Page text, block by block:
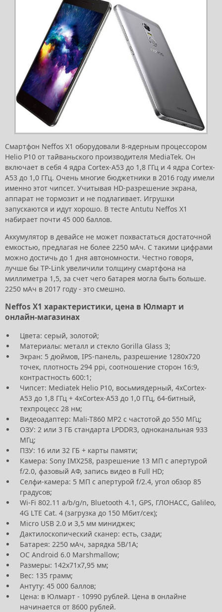
Смартфон Neffos X1 оборудовали 8-ядерным процессором
Helio P10 от тайваньского производителя MediaTek. Он
включает в себя 4 ядра Cortex-A53 до 1,8 ГГц и 4 ядра Cortex-
A53 до 1,0 ГГц. Очень многие бюджетники в 2016 году имели
именно этот чипсет. Учитывая HD-разрешение экрана,
аппарат не тормозит и не подлагивает. Игрушки
запускаются и идут хорошо. В тесте Antutu Neffos X1
набирает почти 45 000 баллов.
Аккумулятор в девайсе не может похвастаться достаточной
емкостью, предлагая не более 2250 мАч. С такими цифрами
можно достичь до 1 дня автономности. Честно говоря,
лучше бы TP-Link увеличили толщину смартфона на
миллиметра 1,5, за счет чего батарея могла быть больше.
2250 мАч в 2017 году - это смешно.
Neffos X1 характеристики, цена в Юлмарт и
онлайн-магазинах
Цвета: серый, золотой;
Материалы: металл и стекло Gorilla Glass 3;
Экран: 5 дюймов, IPS-панель, разрешение 1280х720
точек, плотность 294 ppi, соотношение сторон 16:9,
контрастность 600:1;
Чипсет: Mediatek Helio P10, восьмиядерный, 4хCortex-
A53 до 1,8 ГГц + 4хCortex-A53 до 1,0 ГГц, 64-битный,
техпроцесс 28 нм;
Видеоадаптер: Mali-T860 MP2 с частотой до 550 МГц;
ОЗУ: 2 или 3 ГБ стандарта LPDDR3, одноканальная 933
МГц;
ПЗУ: 16 или 32 ГБ + карты памяти;
Камера: Sony IMX258, разрешение 13 МП с апертурой
f/2.0, фазовый АФ, запись видео в Full HD;
Селфи-камера: 5 МП с апертурой f/2.4, угол обзор 85
градусов;
Wi-Fi 802.11 a/b/g/n, Bluetooth 4.1, GPS, ГЛОНАСС, Galileo,
4G LTE Cat. 4 (загрузка до 150 Мбит/сек);
Micro USB 2.0 и 3,5 мм миниджек;
Дактилоскопический сканер: есть, сзади;
Батарея: 2250 мАч, зарядка 5В/1А;
ОС Android 6.0 Marshmallow;
Размеры: 142x71x7,95 мм;
Вес: 135 грамм;
Антуту: 45 000 баллов;
Цена: в Юлмарт - 10990 рублей. Цена в онлайне
начинается от 8600 рублей.